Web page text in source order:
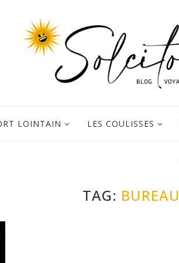
LOINTAIN LES COULISSES
TAG: BUREAU